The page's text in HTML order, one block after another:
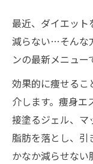
最近、ダイエッ
減らない…そんな
ンの最新メニュー
効果的に痩せるこ
介します。痩身
接塗るジェル、マ
脂肪を落とし、引
かなか減らせな